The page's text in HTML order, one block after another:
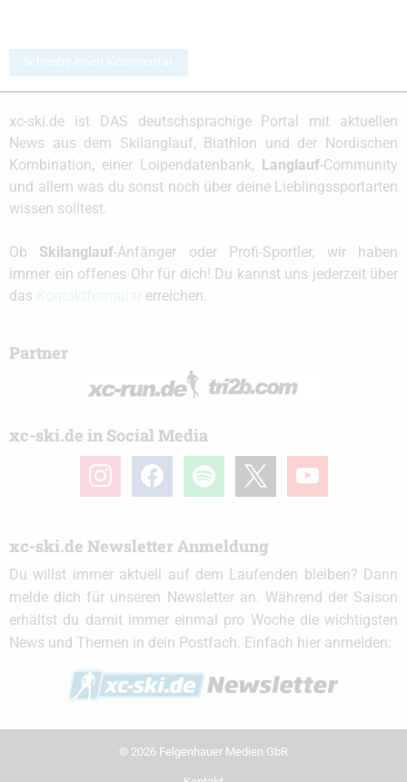
Schreibe einen Kommentar
xc-ski.de ist DAS deutschsprachige Portal mit aktuellen
News aus dem Skilanglauf, Biathlon und der Nordischen
Kombination, einer Loipendatenbank,
Langlauf-Community
und allem was du sonst noch über deine Lieblingssportarten
wissen solltest.
Ob Skilanglauf-Anfänger oder Profi-Sportler, wir haben
immer ein offenes Ohr für dich! Du kannst uns jederzeit über
das
erreichen.
Partner
xc-ski.de in Social Media
instagramfacebook spotify youtube
xc-ski.de Newsletter Anmeldung
Du willst immer aktuell auf dem Laufenden bleiben? Dann
melde dich für unseren Newsletter an. Während der Saison
erhältst du damit immer einmal pro Woche die wichtigsten
News und Themen in dein Postfach. Einfach hier anmelden:
© 2026 Felgenhauer Medien GbR